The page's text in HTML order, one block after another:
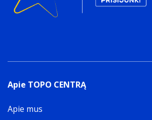
Apie TOPO CENTRĄ
Apie mus